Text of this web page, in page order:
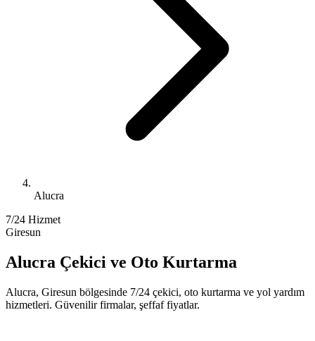
Alucra
7/24 Hizmet
Giresun
Alucra Çekici ve Oto Kurtarma
Alucra, Giresun bölgesinde 7/24 çekici, oto kurtarma ve yol yardım
hizmetleri. Güvenilir firmalar, şeffaf fiyatlar.